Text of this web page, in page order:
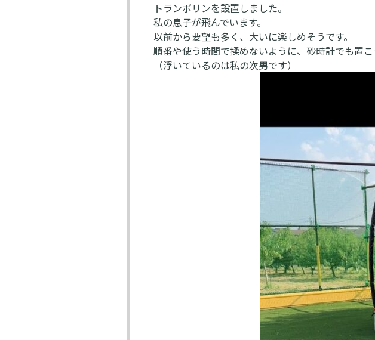
トランポリンを設置しました。
私の息子が飛んでいます。
以前から要望も多く、大いに楽しめそうです。
順番や使う時間で揉めないように、砂時計でも置こ
（浮いているのは私の次男です）